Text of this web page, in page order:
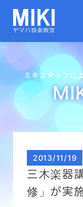
HOME
大人のコース
ミキスタッフに
2013/11/19
三木楽器
修」が実